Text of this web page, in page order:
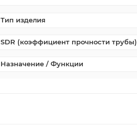
Тип изделия
SDR (коэффициент прочности трубы)
Назначение / Функции